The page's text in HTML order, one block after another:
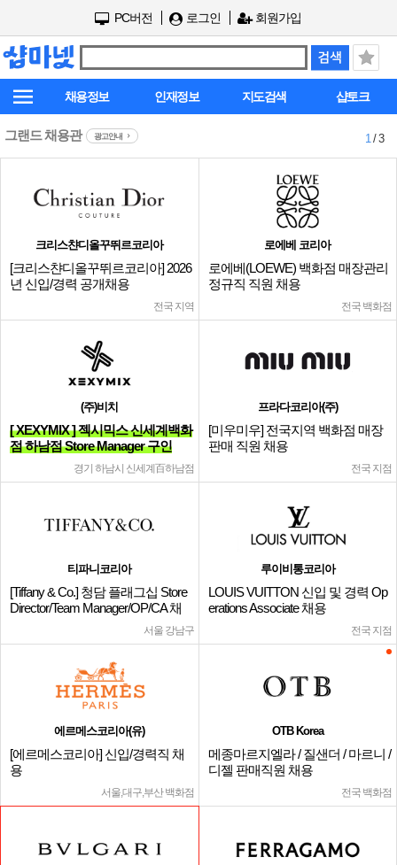
PC버전 로그인 회원가입
채용정보 인재정보 지도검색 샵토크
그랜드 채용관 광고안내 1/ 3
크리스챤디올꾸뛰르코리아
[크리스챤디올꾸뛰르코리아] 2026
년 신입/경력 공개채용
전국 지역
로에베 코리아
로에베(LOEWE) 백화점 매장관리
정규직 직원 채용
전국 백화점
(주)비치
[ XEXYMIX ] 젝시믹스 신세계백화
점 하남점 Store Manager 구인
경기 하남시 신세계百하남점
프라다코리아(주)
[미우미우] 전국지역 백화점 매장
판매 직원 채용
전국 지점
티파니코리아
[Tiffany & Co.] 청담 플래그십 Store
Director/Team Manager/OP/CA 채
서울 강남구
루이비통코리아
LOUIS VUITTON 신입 및 경력 Op
erations Associate 채용
전국 지점
에르메스코리아(유)
[에르메스코리아] 신입/경력직 채
용
서울,대구,부산 백화점
OTB Korea
메종마르지엘라 / 질샌더 / 마르니 /
디젤 판매직원 채용
전국 백화점